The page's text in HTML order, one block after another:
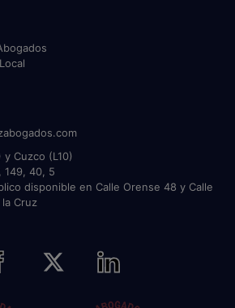
y Cuzco (L10)
149, 40, 5
disponible en Calle Orense 48 y Calle
Cruz